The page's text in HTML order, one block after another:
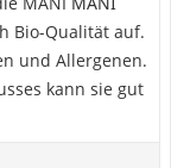
Bio-Qualität auf.
und Allergenen.
kann sie gut